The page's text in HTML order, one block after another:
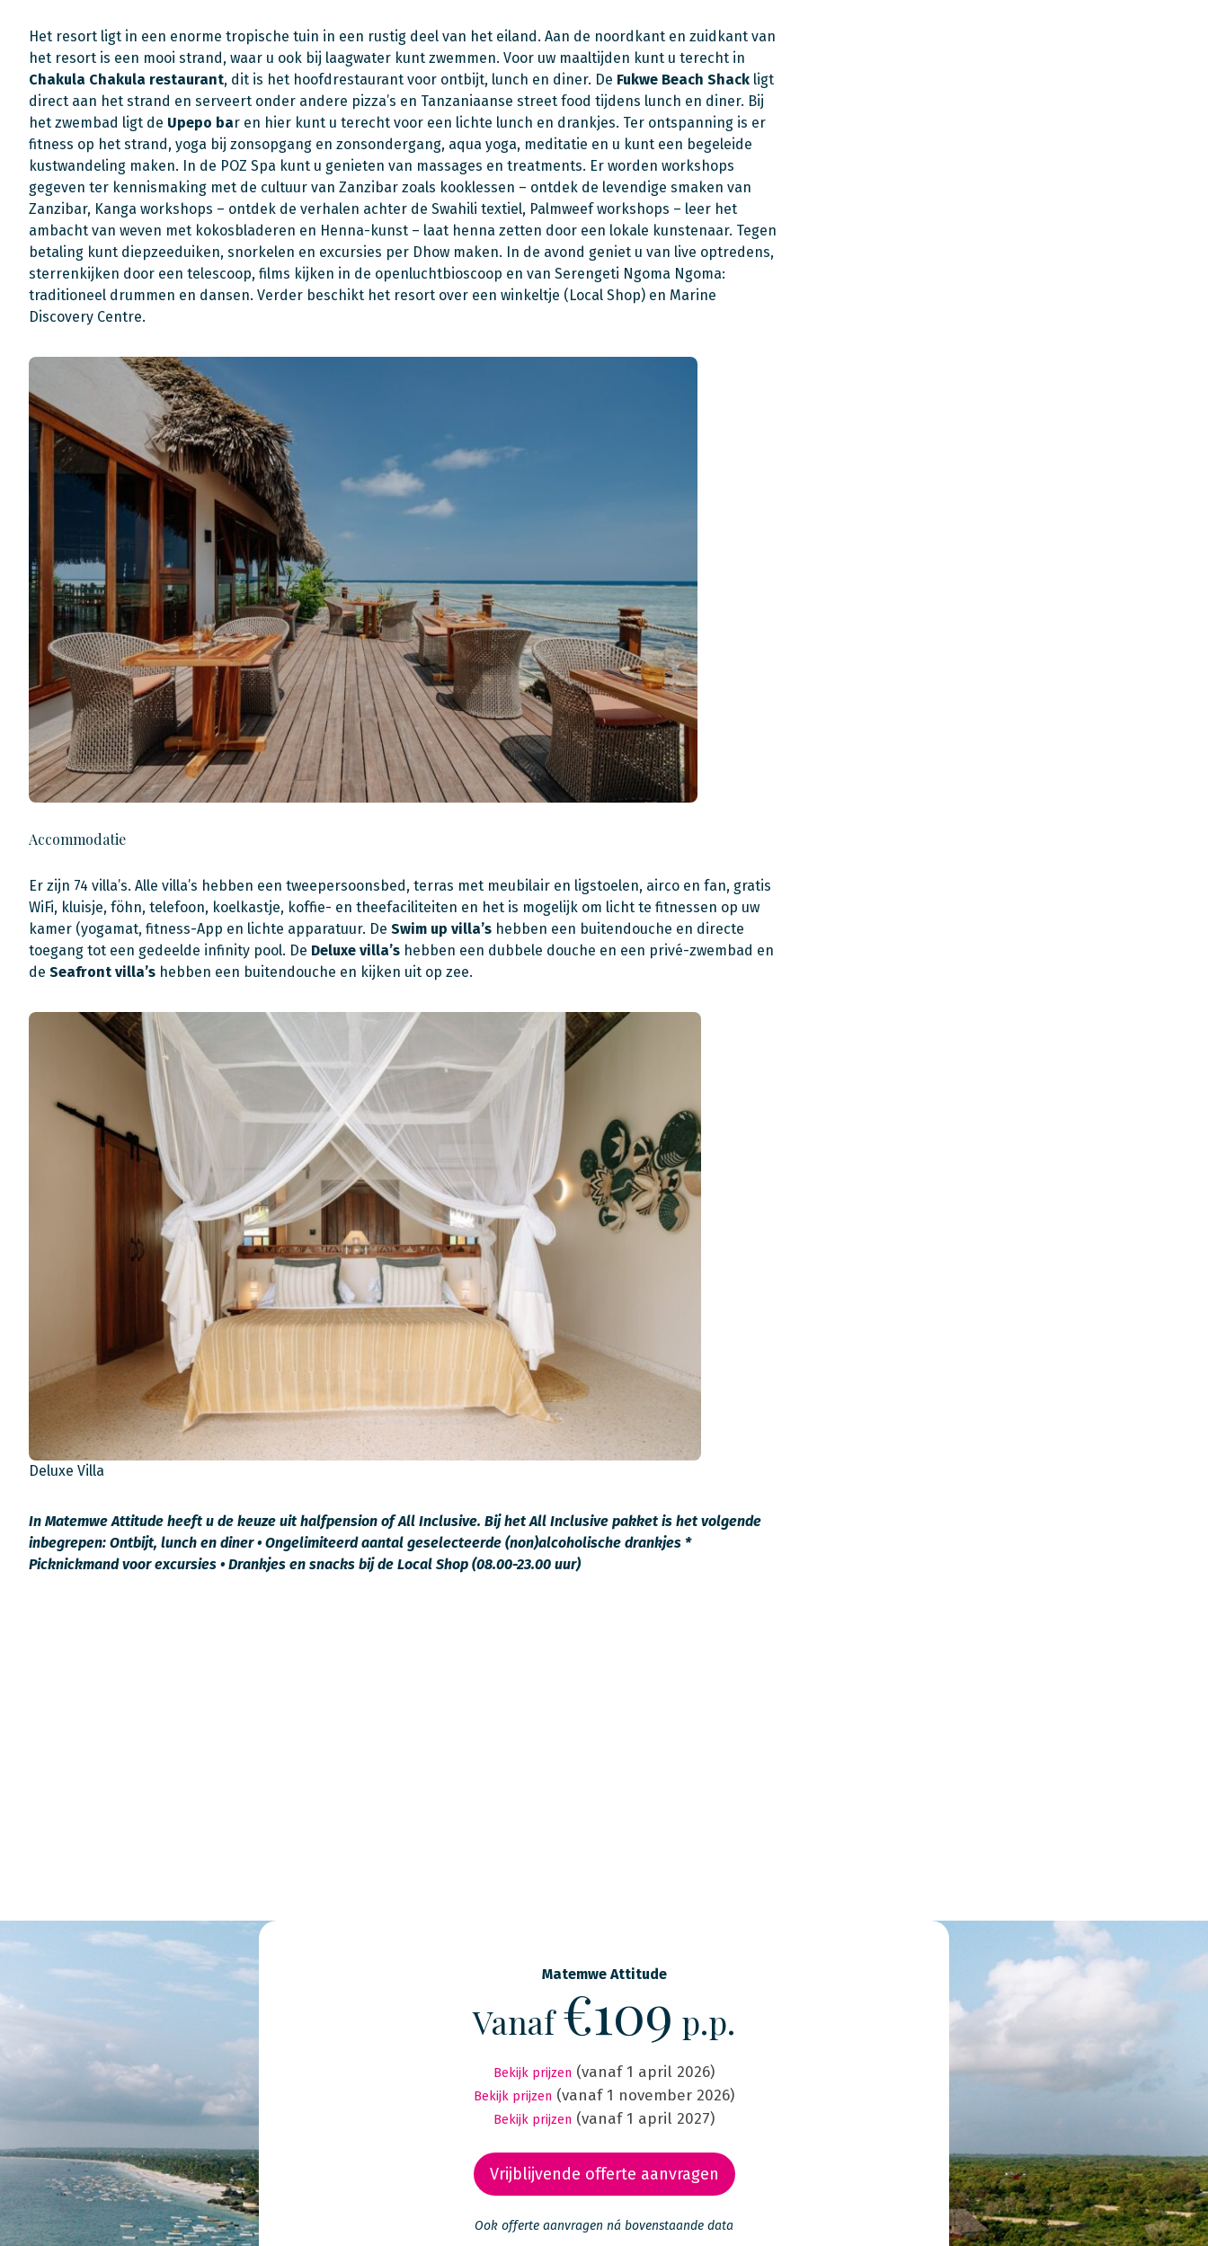
Het resort ligt in een enorme tropische tuin in een rustig deel van het eiland. Aan de noordkant en zuidkant van
het resort is een mooi strand, waar u ook bij laagwater kunt zwemmen. Voor uw maaltijden kunt u terecht in
Chakula Chakula restaurant, dit is het hoofdrestaurant voor ontbijt, lunch en diner. De Fukwe Beach Shack ligt
direct aan het strand en serveert onder andere pizza’s en Tanzaniaanse street food tijdens lunch en diner. Bij
het zwembad ligt de Upepo bar en hier kunt u terecht voor een lichte lunch en drankjes. Ter ontspanning is er
fitness op het strand, yoga bij zonsopgang en zonsondergang, aqua yoga, meditatie en u kunt een begeleide
kustwandeling maken. In de POZ Spa kunt u genieten van massages en treatments. Er worden workshops
gegeven ter kennismaking met de cultuur van Zanzibar zoals kooklessen – ontdek de levendige smaken van
Zanzibar, Kanga workshops – ontdek de verhalen achter de Swahili textiel, Palmweef workshops – leer het
ambacht van weven met kokosbladeren en Henna-kunst – laat henna zetten door een lokale kunstenaar. Tegen
betaling kunt diepzeeduiken, snorkelen en excursies per Dhow maken. In de avond geniet u van live optredens,
sterrenkijken door een telescoop, films kijken in de openluchtbioscoop en van Serengeti Ngoma Ngoma:
traditioneel drummen en dansen. Verder beschikt het resort over een winkeltje (Local Shop) en Marine
Discovery Centre.
Accommodatie
Er zijn 74 villa’s. Alle villa’s hebben een tweepersoonsbed, terras met meubilair en ligstoelen, airco en fan, gratis
WiFi, kluisje, föhn, telefoon, koelkastje, koffie- en theefaciliteiten en het is mogelijk om licht te fitnessen op uw
kamer (yogamat, fitness-App en lichte apparatuur. De Swim up villa’s hebben een buitendouche en directe
toegang tot een gedeelde infinity pool. De Deluxe villa’s hebben een dubbele douche en een privé-zwembad en
de Seafront villa’s hebben een buitendouche en kijken uit op zee.
Deluxe Villa
In Matemwe Attitude heeft u de keuze uit halfpension of All Inclusive. Bij het All Inclusive pakket is het volgende
inbegrepen: Ontbijt, lunch en diner • Ongelimiteerd aantal geselecteerde (non)alcoholische drankjes *
Picknickmand voor excursies • Drankjes en snacks bij de Local Shop (08.00-23.00 uur)
Matemwe Attitude
Vanaf€109 p.p.
Bekijk prijzen (vanaf 1 april 2026)
Bekijk prijzen (vanaf 1 november 2026)
Bekijk prijzen (vanaf 1 april 2027)
Vrijblijvende offerte aanvragen
Ook offerte aanvragen ná bovenstaande data